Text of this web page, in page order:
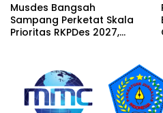
Musdes Bangsah
Sampang Perketat Skala
Prioritas RKPDes 2027,
pada pemerataan yang
seragam